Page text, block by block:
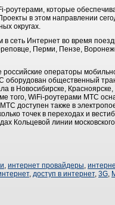
роутерами, которые
в этом направлении
округах.
сеть Интернет во время
Перми, Пензе,
российские операторы
оборудован общественный
в Новосибирске,
того, WiFi-роутерами МТС
доступен также в
точек в переходах и
Кольцевой линии
, интернет провайдеры,
, доступ в интернет, 3G,